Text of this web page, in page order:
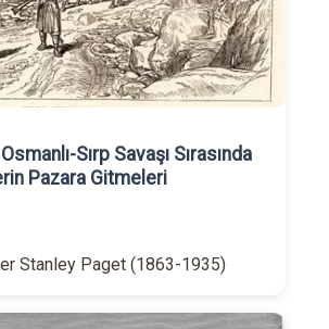
Sırp Savaşı Sırasında
Pazara Gitmeleri
Stanley Paget (1863-1935)